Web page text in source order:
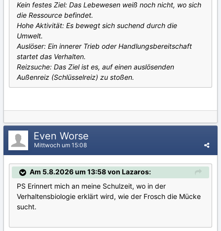
Kein festes Ziel: Das Lebewesen weiß noch nicht, wo sich
die Ressource befindet.
Hohe Aktivität: Es bewegt sich suchend durch die
Umwelt.
Auslöser: Ein innerer Trieb oder Handlungsbereitschaft
startet das Verhalten.
Reizsuche: Das Ziel ist es, auf einen auslösenden
Außenreiz (Schlüsselreiz) zu stoßen.
Even Worse
Mittwoch um 15:08
Am 5.8.2026 um 13:58 von Lazaros:
PS Erinnert mich an meine Schulzeit, wo in der
Verhaltensbiologie erklärt wird, wie der Frosch die Mücke
sucht.